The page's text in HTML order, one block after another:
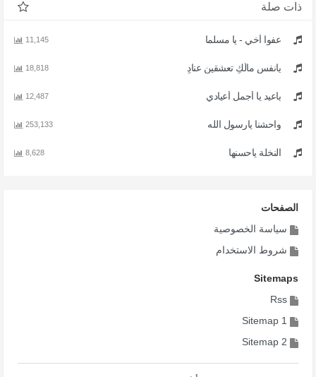
ذات صلة
عفوا أخي - يا مسلما 11,145
يانفس مالَكِ تعشقين عنادِ 18,818
ياعيد يا أجمل أعيادي 12,487
واحشنا يارسول الله 253,133
النخلة ياحسنها 8,628
الصفحات
سياسة الخصوصية
شروط الاستخدام
Sitemaps
Rss
Sitemap 1
Sitemap 2